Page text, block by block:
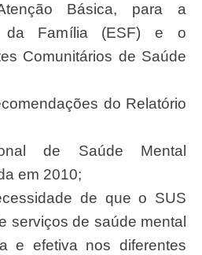
Básica, para a
da Família (ESF) e o
Comunitários de Saúde
do Relatório
de Saúde Mental
em 2010;
de que o SUS
serviços de saúde mental
e efetiva nos diferentes